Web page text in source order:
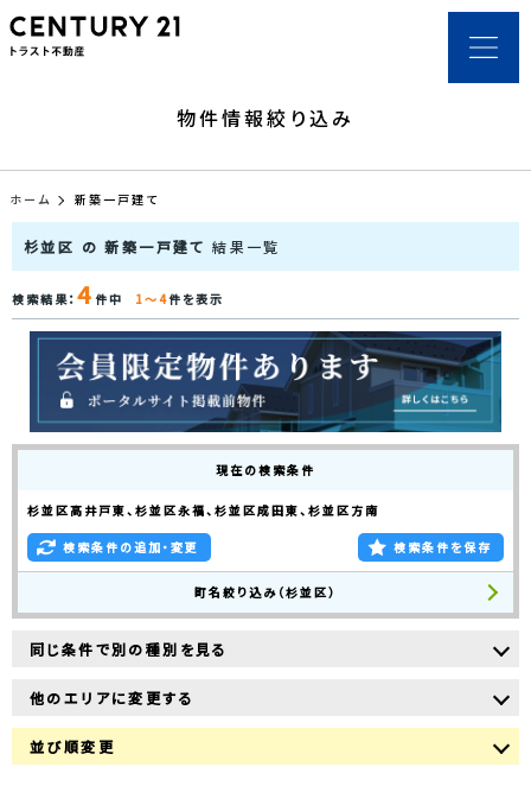
物件情報絞り込み
ホーム 新築一戸建て
杉並区 の 新築一戸建て結果一覧
検索結果： 4 件中 1～4件を表示
現在の検索条件
杉並区高井戸東、杉並区永福、杉並区成田東、杉並区方南
検索条件の追加・変更 検索条件を保存
町名絞り込み（杉並区）
同じ条件で別の種別を見る
他のエリアに変更する
並び順変更